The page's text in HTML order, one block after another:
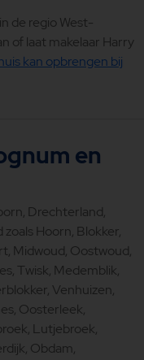
de regio West-
of laat makelaar Harry
kan opbrengen bij
en
Drechterland,
Hoorn, Blokker,
Midwoud, Oostwoud,
Twisk, Medemblik,
Venhuizen,
Oosterleek,
Lutjebroek,
Obdam,